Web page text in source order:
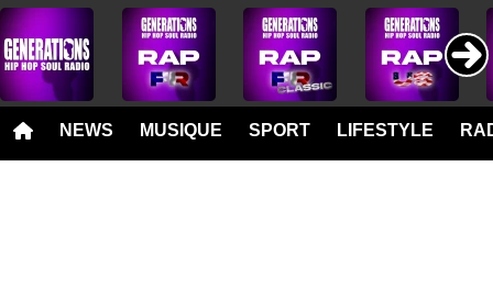
NEWS MUSIQUE SPORT LIFESTYLE